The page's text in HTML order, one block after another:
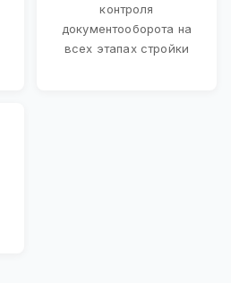
контроля
документооборота на
всех этапах стройки